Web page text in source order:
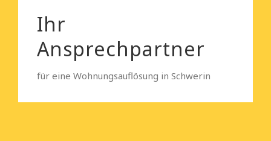
Ihr
Ansprechpartner
für eine Wohnungsauflösung in Schwerin